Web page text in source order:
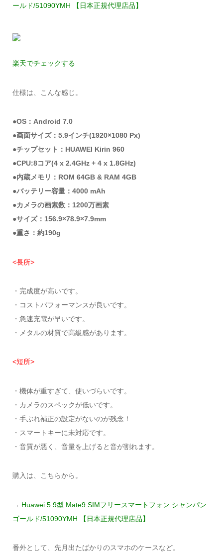
ールド/51090YMH 【日本正規代理店品】
楽天でチェックする
仕様は、こんな感じ。
●OS：Android 7.0
●画面サイズ：5.9インチ(1920×1080 Px)
●チップセット：HUAWEI Kirin 960
●CPU:8コア(4 x 2.4GHz + 4 x 1.8GHz)
●内蔵メモリ：ROM 64GB & RAM 4GB
●バッテリー容量：4000 mAh
●カメラの画素数：1200万画素
●サイズ：156.9×78.9×7.9mm
●重さ：約190g
<長所>
・完成度が高いです。
・コストパフォーマンスが良いです。
・急速充電が早いです。
・メタルの材質で高級感があります。
<短所>
・機体が重すぎて、使いづらいです。
・カメラのスペックが低いです。
・手ぶれ補正の設定がないのが残念！
・スマートキーに未対応です。
・音質が悪く、音量を上げると音が割れます。
購入は、こちらから。
→ Huawei 5.9型 Mate9 SIMフリースマートフォン シャンパン
ゴールド/51090YMH 【日本正規代理店品】
番外として、先月出たばかりのスマホのケースなど。